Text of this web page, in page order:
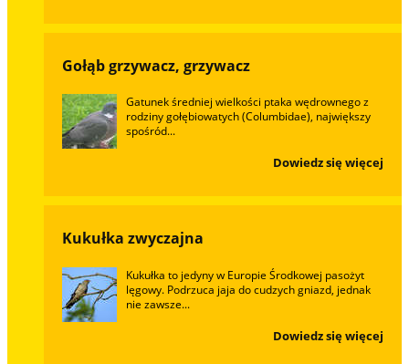
Gołąb grzywacz, grzywacz
Gatunek średniej wielkości ptaka wędrownego z
rodziny gołębiowatych (Columbidae), największy
spośród...
Dowiedz się więcej
Kukułka zwyczajna
Kukułka to jedyny w Europie Środkowej pasożyt
lęgowy. Podrzuca jaja do cudzych gniazd, jednak
nie zawsze...
Dowiedz się więcej